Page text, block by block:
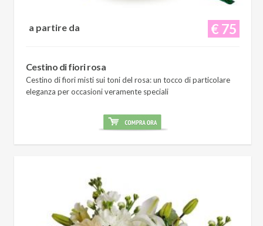
€ 75
a partire da
Cestino di fiori rosa
Cestino di fiori misti sui toni del rosa: un tocco di particolare
eleganza per occasioni veramente speciali